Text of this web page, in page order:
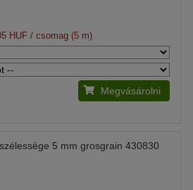
HUF/ csomag (5 m)
Megvásárolni
5 mm grosgrain 430830